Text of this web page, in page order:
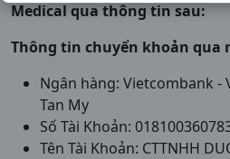
Medical qua thông tin sau:
Thông tin chuyển khoản qua
Ngân hàng: Vietcombank -
Tan My
Số Tài Khoản:
Tên Tài Khoản: CTTNHH